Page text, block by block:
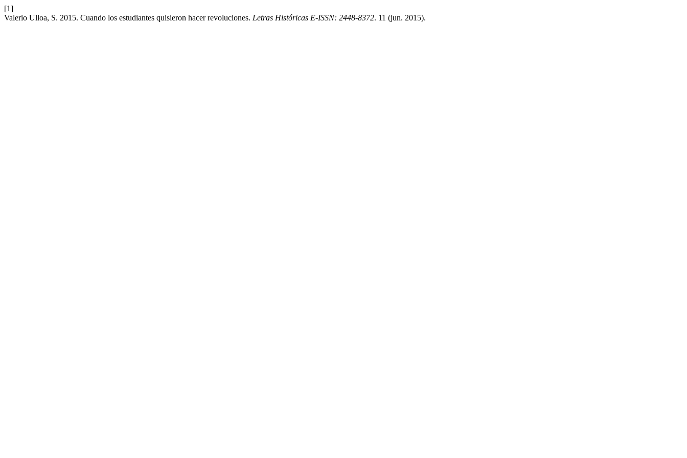
[1]
Valerio Ulloa, S. 2015. Cuando los estudiantes quisieron hacer revoluciones. Letras Históricas E-ISSN: 2448-8372. 11 (jun. 2015).